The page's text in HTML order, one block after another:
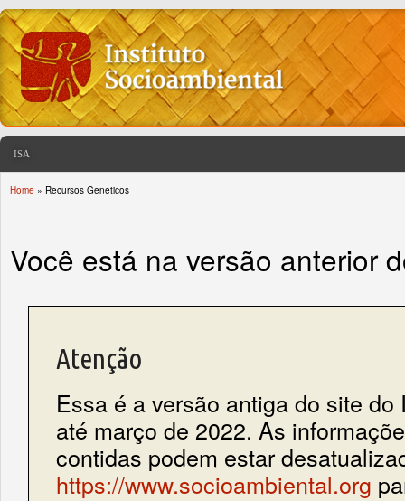
ISA
Home » Recursos Geneticos
Você está na versão anterior
Atenção
Essa é a versão antiga do site do
até março de 2022. As
contidas podem estar
https://www.socioambiental.org